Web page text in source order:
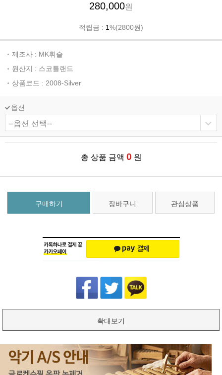
280,000원
적립금 : 1%(2800원)
제조사 : MK휘슬
원산지 : 스코틀랜드
상품코드 : 2008-Silver
옵션
총 상품 금액 0 원
구매하기 장바구니 관심상품
확대보기